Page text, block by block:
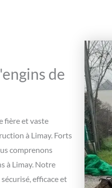
de
fière et vaste
à Limay. Forts
comprenons
à Limay. Notre
efficace et